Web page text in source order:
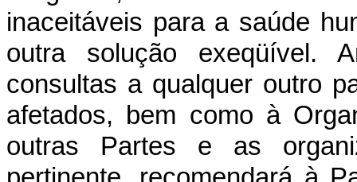
inaceitáveis para a saúde
outra solução exeqüível.
consultas a qualquer outro
afetados, bem como à
outras Partes e as